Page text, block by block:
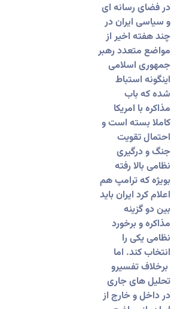
در فضای رسانه ای
و سیاسی ایران در
چند هفته اخیر از
مواضع متعدد رهبر
جمهوری اسلامی
اینگونه استباط
شده که باب
مذاکره با امریکا
کاملا بسته است و
احتمال تقویت
جنگ و درگیری
نظامی بالا رفته
بویژه که ترامپ هم
اعلام کرد ایران باید
بین دو گزینه
مذاکره و برخورد
نظامی یکی را
انتخاب کند. اما
برخلاف تفسیرو
تحلیل های جاری
در داخل ‌و خارج از